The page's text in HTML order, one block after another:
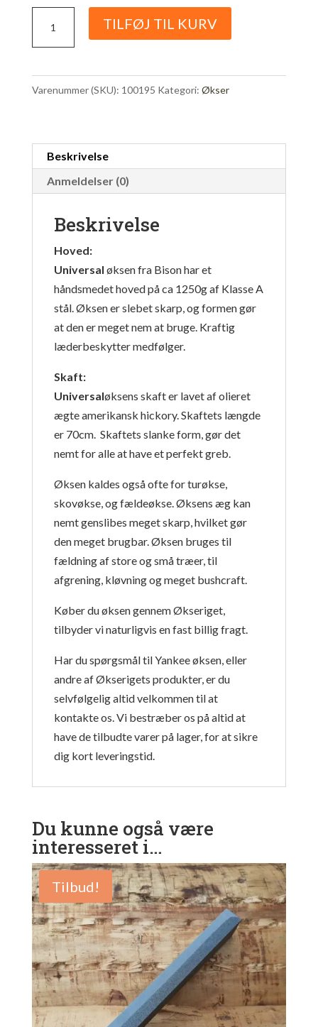
universaløkse
antal
TILFØJ TIL KURV
Varenummer (SKU): 100195 Kategori: Økser
Beskrivelse
Anmeldelser (0)
Beskrivelse
Hoved:
Universal øksen fra Bison har et
håndsmedet hoved på ca 1250g af Klasse A
stål. Øksen er slebet skarp, og formen gør
at den er meget nem at bruge. Kraftig
læderbeskytter medfølger.
Skaft:
Universaløksens skaft er lavet af olieret
ægte amerikansk hickory. Skaftets længde
er 70cm. Skaftets slanke form, gør det
nemt for alle at have et perfekt greb.
Øksen kaldes også ofte for turøkse,
skovøkse, og fældeøkse. Øksens æg kan
nemt genslibes meget skarp, hvilket gør
den meget brugbar. Øksen bruges til
fældning af store og små træer, til
afgrening, kløvning og meget bushcraft.
Køber du øksen gennem Økseriget,
tilbyder vi naturligvis en fast billig fragt.
Har du spørgsmål til Yankee øksen, eller
andre af Økserigets produkter, er du
selvfølgelig altid velkommen til at
kontakte os. Vi bestræber os på altid at
have de tilbudte varer på lager, for at sikre
dig kort leveringstid.
Du kunne også være
interesseret i…
Tilbud!